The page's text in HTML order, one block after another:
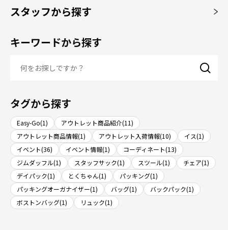
スタッフから探す
キーワードから探す
タグから探す
Easy-Go(1)
アウトレット商品紹介(11)
アウトレット商品情報(1)
アウトレット入荷情報(10)
イス(1)
イベント(36)
イベント情報(1)
コーディネート(13)
ジムダッフル(1)
スタッフサック(1) スツール(1)
チェア(1)
デイパック(1)
とくちゃん(1)
パッキング(1)
パッキングオーガナイザー(1)
バッグ(1)
バックパック(1)
ボストンバッグ(1)
リュック(1)